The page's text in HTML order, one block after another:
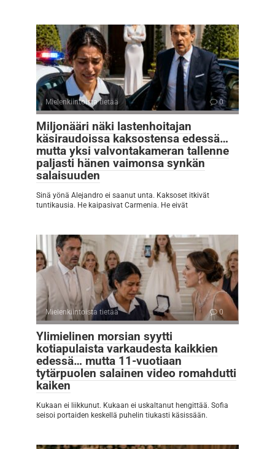
Mielenkiintoista tietää 0
Miljonääri näki lastenhoitajan
käsiraudoissa kaksostensa edessä…
mutta yksi valvontakameran tallenne
paljasti hänen vaimonsa synkän
salaisuuden
Sinä yönä Alejandro ei saanut unta. Kaksoset itkivät
tuntikausia. He kaipasivat Carmenia. He eivät
Mielenkiintoista tietää 0
Ylimielinen morsian syytti
kotiapulaista varkaudesta kaikkien
edessä… mutta 11-vuotiaan
tytärpuolen salainen video romahdutti
kaiken
Kukaan ei liikkunut. Kukaan ei uskaltanut hengittää. Sofia
seisoi portaiden keskellä puhelin tiukasti käsissään.